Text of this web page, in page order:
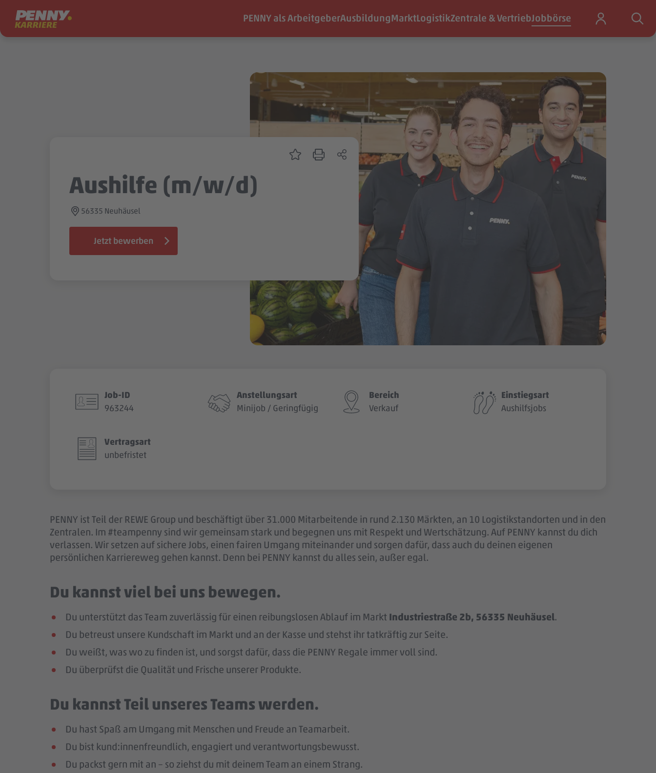
Zum Inhalt springen PENNY als ArbeitgeberAusbildungMarktLogistikZentrale & VertriebJobbörse
Aushilfe (m/w/d)
56335 Neuhäusel
Jetzt bewerben
Job-ID
963244
Anstellungsart
Minijob / Geringfügig
Bereich
Verkauf
Einstiegsart
Aushilfsjobs
Vertragsart
unbefristet
PENNY ist Teil der REWE Group und beschäftigt über 31.000 Mitarbeitende in rund 2.130 Märkten, an 10 Logistikstandorten und in den
Zentralen. Im #teampenny sind wir gemeinsam stark und begegnen uns mit Respekt und Wertschätzung. Auf PENNY kannst du dich
verlassen. Wir setzen auf sichere Jobs, einen fairen Umgang miteinander und sorgen dafür, dass auch du deinen eigenen
persönlichen Karriereweg gehen kannst. Denn bei PENNY kannst du alles sein, außer egal.
Du kannst viel bei uns bewegen.
Du unterstützt das Team zuverlässig für einen reibungslosen Ablauf im Markt Industriestraße 2b, 56335 Neuhäusel.
Du betreust unsere Kundschaft im Markt und an der Kasse und stehst ihr tatkräftig zur Seite.
Du weißt, was wo zu finden ist, und sorgst dafür, dass die PENNY Regale immer voll sind.
Du überprüfst die Qualität und Frische unserer Produkte.
Du kannst Teil unseres Teams werden.
Du hast Spaß am Umgang mit Menschen und Freude an Teamarbeit.
Du bist kund:innenfreundlich, engagiert und verantwortungsbewusst.
Du packst gern mit an – so ziehst du mit deinem Team an einem Strang.